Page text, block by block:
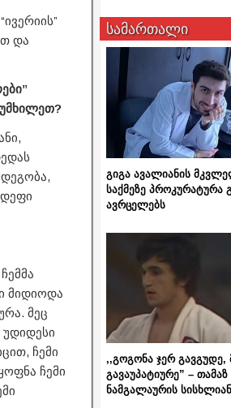
და
მიდიოდა
მეც
ჩემი
ჩემი
სამართალი
გიგა ავალიანის
საქმეზე პროკურატურა
ავრცელებს
,,გოგონა ჯერ გავგუდე,
გავაუპატიურე” – თამაზ
ნამგალაურის